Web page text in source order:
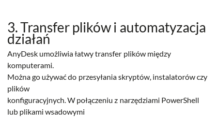
3. Transfer plików i automatyzacja
działań
AnyDesk umożliwia łatwy transfer plików między
komputerami.
Można go używać do przesyłania skryptów, instalatorów czy
plików
konfiguracyjnych. W połączeniu z narzędziami PowerShell
lub plikami wsadowymi